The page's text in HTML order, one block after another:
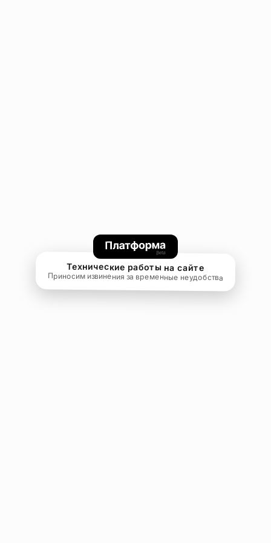
Технические работы на сайте
Приносим извинения за временные неудобства